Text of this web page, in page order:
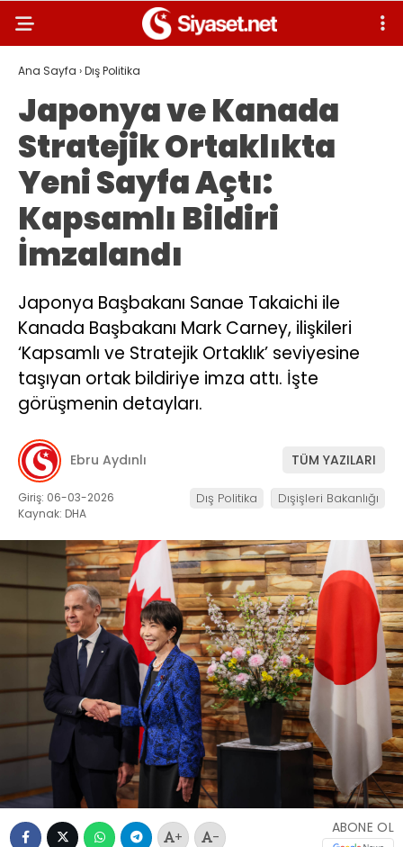
Ana Sayfa ›Dış Politika
Japonya ve Kanada
Stratejik Ortaklıkta
Yeni Sayfa Açtı:
Kapsamlı Bildiri
İmzalandı
Japonya Başbakanı Sanae Takaichi ile
Kanada Başbakanı Mark Carney, ilişkileri
‘Kapsamlı ve Stratejik Ortaklık’ seviyesine
taşıyan ortak bildiriye imza attı. İşte
görüşmenin detayları.
Ebru Aydınlı TÜM YAZILARI
Giriş: 06-03-2026
Kaynak: DHA
Dış Politika Dışişleri Bakanlığı
+ -
ABONE OL